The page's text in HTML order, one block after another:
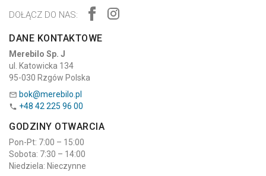
DOŁĄCZ DO NAS:
DANE KONTAKTOWE
Merebilo Sp. J
ul. Katowicka 134
95-030 Rzgów Polska
 bok@merebilo.pl
 +48 42 225 96 00
GODZINY OTWARCIA
Pon-Pt: 7:00 – 15:00
Sobota: 7:30 – 14:00
Niedziela: Nieczynne